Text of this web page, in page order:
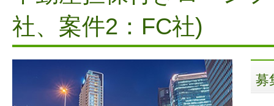
社、案件2：FC社)
募